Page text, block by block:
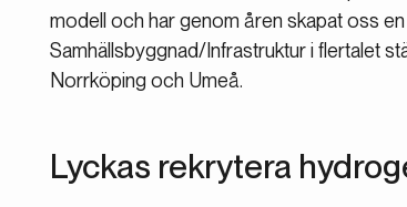
modell och har genom åren skapat oss
Samhällsbyggnad/Infrastruktur i flertalet
Norrköping och Umeå.
Lyckas rekrytera